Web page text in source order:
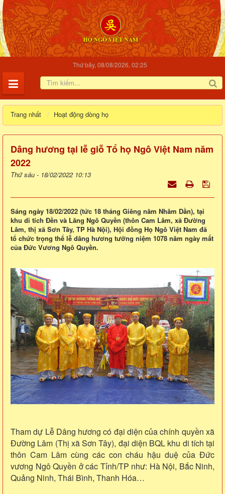
Thứ bảy, 08/08/2026, 02:25
Trang nhất Hoạt động dòng họ
Dâng hương tại lễ giỗ Tổ họ Ngô Việt Nam năm
2022
Thứ sáu - 18/02/2022 10:13
Sáng ngày 18/02/2022 (tức 18 tháng Giêng năm Nhâm Dần), tại
khu di tích Đền và Lăng Ngô Quyền (thôn Cam Lâm, xã Đường
Lâm, thị xã Sơn Tây, TP Hà Nội), Hội đồng Họ Ngô Việt Nam đã
tổ chức trọng thể lễ dâng hương tưởng niệm 1078 năm ngày mất
của Đức Vương Ngô Quyền.
Tham dự Lễ Dâng hương có đại diện của chính quyền xã
Đường Lâm (Thị xã Sơn Tây), đại diện BQL khu di tích tại
thôn Cam Lâm cùng các con cháu hậu duệ của Đức
vương Ngô Quyền ở các Tỉnh/TP như: Hà Nội, Bắc Ninh,
Quảng Ninh, Thái Bình, Thanh Hóa…